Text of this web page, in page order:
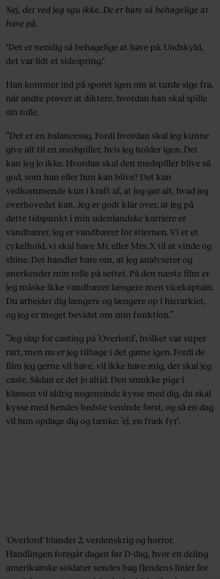
Nej, det ved jeg sgu ikke. De er bare så behagelige at
have på.
"Det er nemlig så behagelige at have på. Undskyld,
det var lidt et sidespring."
Han kommer ind på sporet igen om at turde sige fra,
når andre prøver at diktere, hvordan han skal spille
sin rolle.
”Det er en balancesag. Fordi hvordan skal jeg kunne
give alt til en medspiller, hvis jeg holder igen. Det
kan jeg jo ikke. Hvordan skal den medspiller blive så
god, som han eller hun kan blive? Det kan
vedkommende kun i kraft af, at jeg gør alt, hvad jeg
overhovedet kan. Jeg er godt klar over, at jeg på
dette tidspunkt i min udenlandske karriere er
vandbærer, jeg er vandbærer for stjernen. Vi er et
cykelhold, vi skal have Mr. eller Mrs. X til at vinde og
shine. Det handler bare om, at jeg analyserer og
anerkender min rolle på settet. På den næste film er
jeg måske ikke vandbærer længere men vicekaptajn.
Du arbejder dig længere og længere op i hierarkiet,
og jeg er meget bevidst om min funktion.”
”Jeg slap for casting på ’Overlord’, hvilket var super
rart, men nu er jeg tilbage i det game igen. Fordi de
film jeg gerne vil have, vil ikke have mig, der skal jeg
caste. Sådan er det jo altid. Den smukke pige i
klassen vil aldrig nogensinde kysse med dig, du skal
kysse med hendes bedste veninde først, og så en dag
vil hun opdage dig og tænke: ’ej, en fræk fyr’.
'Overlord' blander 2. verdenskrig og horror.
Handlingen foregår dagen før D-dag, hvor en deling
amerikanske soldater sendes bag fjendens linjer for